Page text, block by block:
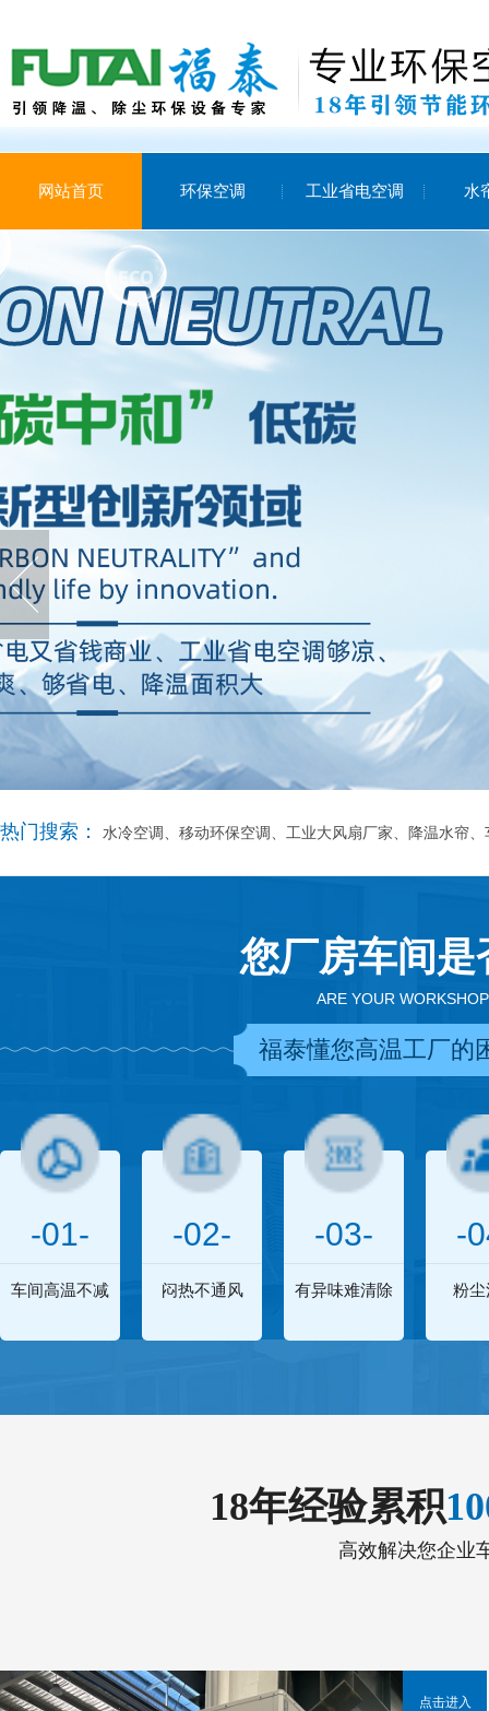
网站首页 环保空调 工业省电空调 水
热门搜索： 水冷空调、移动环保空调、工业大风扇厂家、降温水帘
您厂房车间
ARE YOUR
福泰懂您高温工厂的
-01-
车间高温不减
-02-
闷热不通风
-03-
有异味难清除
-
粉尘
18年经验累积
高效解决您企业
点击进入